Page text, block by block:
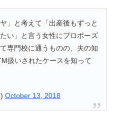
」と考えて「出産後もずっと
い」と言う女性にプロポーズ
専門校に通うものの、夫の知
扱いされたケースを知って
October 13, 2018